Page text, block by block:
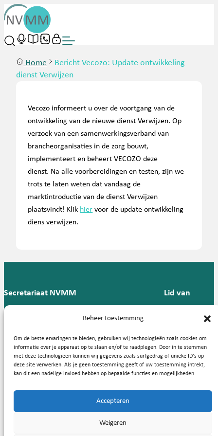
Beheer toestemming
Om de beste ervaringen te bieden, gebruiken wij technologieën zoals cookies om
informatie over je apparaat op te slaan en/of te raadplegen. Door in te stemmen
met deze technologieën kunnen wij gegevens zoals surfgedrag of unieke ID's op
deze site verwerken. Als je geen toestemming geeft of uw toestemming intrekt,
kan dit een nadelige invloed hebben op bepaalde functies en mogelijkheden.
Accepteren
Weigeren
Home
Bericht Vecozo: Update ontwikkeling
dienst Verwijzen
Vecozo informeert u over de voortgang van de
ontwikkeling van de nieuwe dienst Verwijzen. Op
verzoek van een samenwerkingsverband van
brancheorganisaties in de zorg bouwt,
implementeert en beheert VECOZO deze
dienst. Na alle voorbereidingen en testen, zijn we
trots te laten weten dat vandaag de
marktintroductie van de dienst Verwijzen
plaatsvindt! Klik hier voor de update ontwikkeling
diens verwijzen.
Secretariaat NVMM
Groningen
T: 088 -
57
Lid van
Handige links
Copyright © 2026, Nederlandse Vereniging voor Medische